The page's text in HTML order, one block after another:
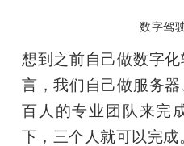
数字驾
想到之前自己做数字
言，我们自己做服务
百人的专业团队来完
下，三个人就可以完成